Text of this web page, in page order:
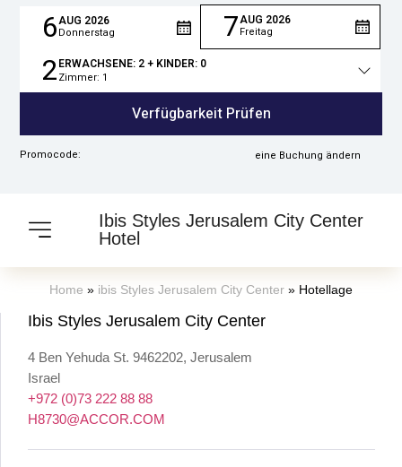
6AUG 2026
Donnerstag 7AUG 2026
Freitag
Gesamtzahl
2ERWACHSENE: 2+ KINDER: 0
Zimmer: 1
Promocode: eine Buchung ändern
Verfügbarkeit Prüfen
Ibis Styles Jerusalem City Center
Hotel
Home » ibis Styles Jerusalem City Center » Hotellage
Ibis Styles Jerusalem City Center
4 Ben Yehuda St. 9462202, Jerusalem
Israel
+972 (0)73 222 88 88
H8730@ACCOR.COM